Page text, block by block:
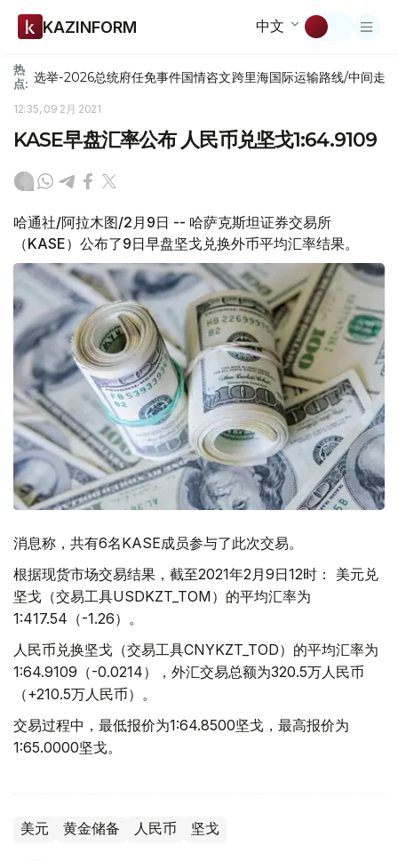
KAZINFORM 中文
热
点: 选举-2026总统府任免事件国情咨文跨里海国际运输路线/中间走廊
12:35, 09 2月 2021
KASE早盘汇率公布 人民币兑坚戈1:64.9109
哈通社/阿拉木图/2月9日 -- 哈萨克斯坦证券交易所
（KASE）公布了9日早盘坚戈兑换外币平均汇率结果。
消息称，共有6名KASE成员参与了此次交易。
根据现货市场交易结果，截至2021年2月9日12时： 美元兑
坚戈（交易工具USDKZT_TOM）的平均汇率为
1:417.54（-1.26）。
人民币兑换坚戈（交易工具CNYKZT_TOD）的平均汇率为
1:64.9109（-0.0214），外汇交易总额为320.5万人民币
（+210.5万人民币）。
交易过程中，最低报价为1:64.8500坚戈，最高报价为
1:65.0000坚戈。
美元 黄金储备 人民币 坚戈